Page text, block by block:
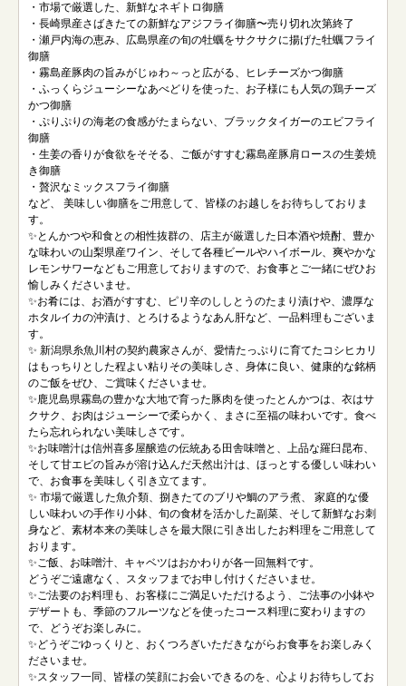
・市場で厳選した、新鮮なネギトロ御膳
・長崎県産さばきたての新鮮なアジフライ御膳〜売り切れ次第終了
・瀬戸内海の恵み、広島県産の旬の牡蠣をサクサクに揚げた牡蠣フライ
御膳
・霧島産豚肉の旨みがじゅわ～っと広がる、ヒレチーズかつ御膳
・ふっくらジューシーなあべどりを使った、お子様にも人気の鶏チーズ
かつ御膳
・ぷりぷりの海老の食感がたまらない、ブラックタイガーのエビフライ
御膳
・生姜の香りが食欲をそそる、ご飯がすすむ霧島産豚肩ロースの生姜焼
き御膳
・贅沢なミックスフライ御膳
など、 美味しい御膳をご用意して、皆様のお越しをお待ちしておりま
す。
✨とんかつや和食との相性抜群の、店主が厳選した日本酒や焼酎、豊か
な味わいの山梨県産ワイン、そして各種ビールやハイボール、爽やかな
レモンサワーなどもご用意しておりますので、お食事とご一緒にぜひお
愉しみくださいませ。
✨お肴には、お酒がすすむ、ピリ辛のししとうのたまり漬けや、濃厚な
ホタルイカの沖漬け、とろけるようなあん肝など、一品料理もございま
す。
✨ 新潟県糸魚川村の契約農家さんが、愛情たっぷりに育てたコシヒカリ
はもっちりとした程よい粘りその美味しさ、身体に良い、健康的な銘柄
のご飯をぜひ、ご賞味くださいませ。
✨鹿児島県霧島の豊かな大地で育った豚肉を使ったとんかつは、衣はサ
クサク、お肉はジューシーで柔らかく、まさに至福の味わいです。食べ
たら忘れられない美味しさです。
✨お味噌汁は信州喜多屋醸造の伝統ある田舎味噌と、上品な羅臼昆布、
そして甘エビの旨みが溶け込んだ天然出汁は、ほっとする優しい味わい
で、お食事を美味しく引き立てます。
✨ 市場で厳選した魚介類、捌きたてのブリや鯛のアラ煮、 家庭的な優
しい味わいの手作り小鉢、旬の食材を活かした副菜、そして新鮮なお刺
身など、素材本来の美味しさを最大限に引き出したお料理をご用意して
おります。
✨ご飯、お味噌汁、キャベツはおかわりが各一回無料です。
どうぞご遠慮なく、スタッフまでお申し付けくださいませ。
✨ご法要のお料理も、お客様にご満足いただけるよう、ご法事の小鉢や
デザートも、季節のフルーツなどを使ったコース料理に変わりますの
で、どうぞお楽しみに。
✨どうぞごゆっくりと、おくつろぎいただきながらお食事をお楽しみく
ださいませ。
✨スタッフ一同、皆様の笑顔にお会いできるのを、心よりお待ちしてお